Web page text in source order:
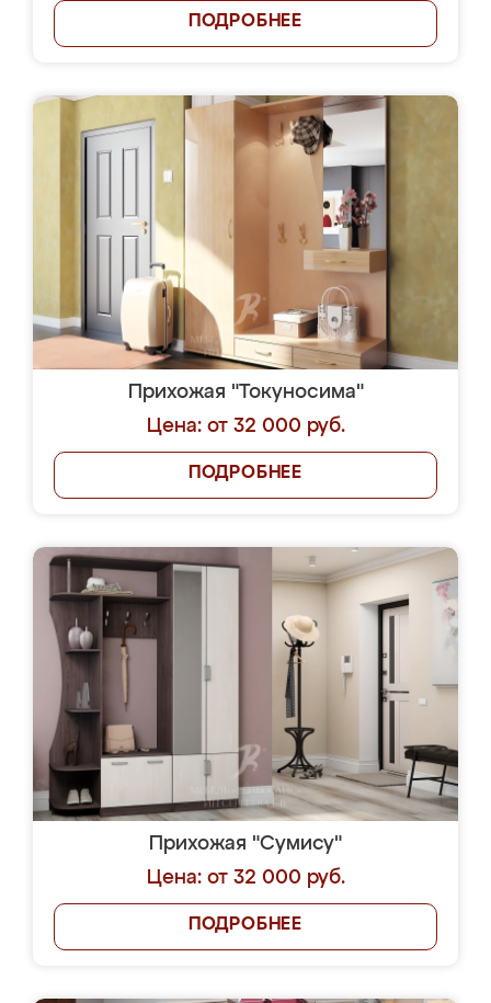
ПОДРОБНЕЕ
Прихожая "Токуносима"
Цена: от 32 000 руб.
ПОДРОБНЕЕ
Прихожая "Сумису"
Цена: от 32 000 руб.
ПОДРОБНЕЕ